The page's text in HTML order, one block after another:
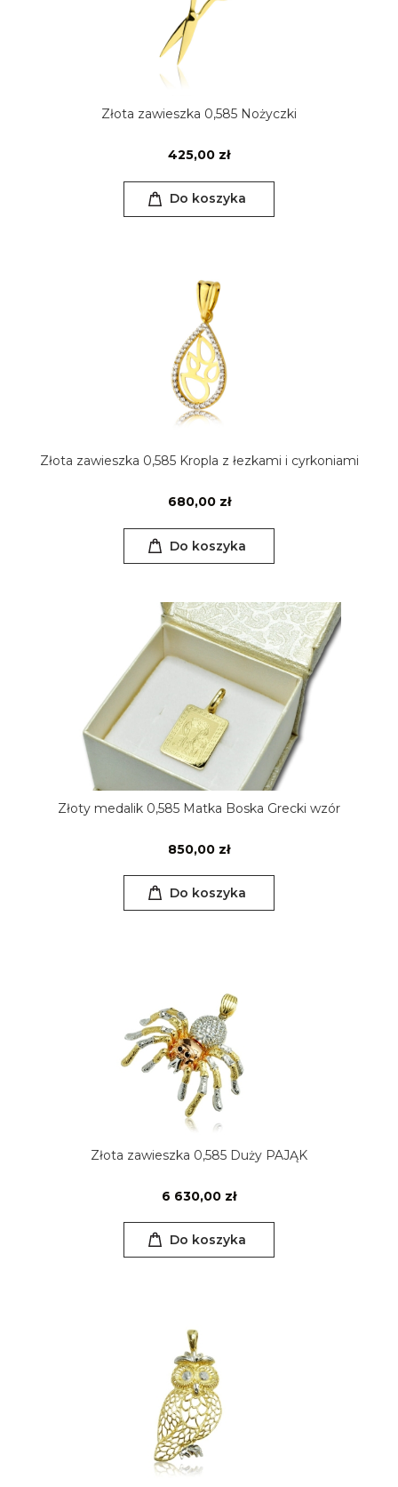
Złota zawieszka 0,585 Nożyczki
425,00 zł
Do koszyka
Złota zawieszka 0,585 Kropla z łezkami i cyrkoniami
680,00 zł
Do koszyka
Złoty medalik 0,585 Matka Boska Grecki wzór
850,00 zł
Do koszyka
Złota zawieszka 0,585 Duży PAJĄK
6 630,00 zł
Do koszyka